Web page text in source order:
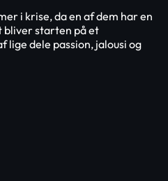
i krise, da en af dem har en
starten på et
lige dele passion, jalousi og